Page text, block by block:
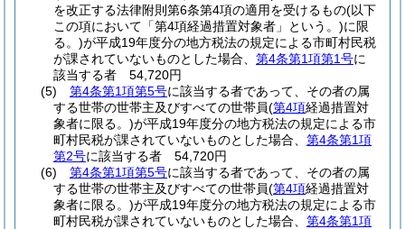
を改正する法律附則第6条第4項の適用を受けるもの(以下
この項において「第4項経過措置対象者」という。)に限
る。)が平成19年度分の地方税法の規定による市町村民税
が課されていないものとした場合、 第4条第1項第1号に
該当する者 54,720円
(5)
第4条第1項第5号に該当する者であって、その者の属
する世帯の世帯主及びすべての世帯員(第4項経過措置対
象者に限る。)が平成19年度分の地方税法の規定による市
町村民税が課されていないものとした場合、 第4条第1項
第2号に該当する者 54,720円
(6)
第4条第1項第5号に該当する者であって、その者の属
する世帯の世帯主及びすべての世帯員(第4項経過措置対
象者に限る。)が平成19年度分の地方税法の規定による市
町村民税が課されていないものとした場合、 第4条第1項